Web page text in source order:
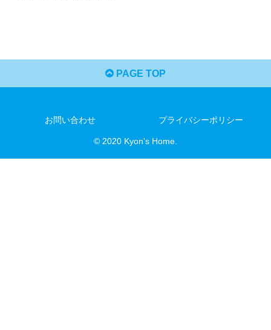
PAGE TOP
お問い合わせ プライバシーポリシー
© 2020 Kyon's Home.